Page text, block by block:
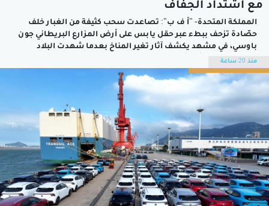
مع اشتداد الجفاف
المملكة المتحدة- "أ ف ب": تصاعدت سحب كثيفة من الغبار خلف
حصّادة تزحف ببطء عبر حقل يابس على أرض المزارع البريطاني جون
باوسي، في مشهد يكشف آثار تغير المناخ بعدما شهدت البلاد
الشهر الماضي أكثر أشهر تموز جفافا على الإطلاق، وسط مخاوف
بشأن الأمن الغذائي، مع حدوث موجات الحر بشكل...
منذ 20 ساعة